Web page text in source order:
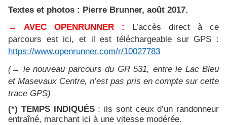
Textes et photos : Pierre Brunner, août 2017.
→ AVEC OPENRUNNER : L’accès direct à ce
parcours est ici, et il est téléchargeable sur GPS :
https://www.openrunner.com/r/10027783
(→ le nouveau parcours du GR 531, entre le Lac Bleu
et Masevaux Centre, n’est pas pris en compte sur cette
trace GPS)
(*) TEMPS INDIQUÉS : ils sont ceux d’un randonneur
entraîné, marchant ici à une vitesse modérée.